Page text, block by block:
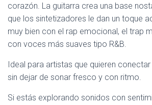
corazón. La guitarra crea una base
que los sintetizadores le dan un toque
muy bien con el rap emocional, el trap
con voces más suaves tipo R&B.
Ideal para artistas que quieren
sin dejar de sonar fresco y con ritmo.
Si estás explorando sonidos con